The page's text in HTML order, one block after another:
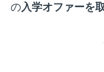
の入学オファーを